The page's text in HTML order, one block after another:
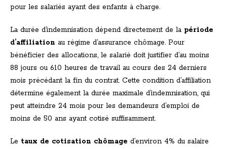
pour les salariés ayant des enfants à charge.
La durée d’indemnisation dépend directement de la période
d’affiliation au régime d’assurance chômage. Pour
bénéficier des allocations, le salarié doit justifier d’au moins
88 jours ou 610 heures de travail au cours des 24 derniers
mois précédant la fin du contrat. Cette condition d’affiliation
détermine également la durée maximale d’indemnisation, qui
peut atteindre 24 mois pour les demandeurs d’emploi de
moins de 50 ans ayant cotisé suffisamment.
Le taux de cotisation chômage d’environ 4% du salaire